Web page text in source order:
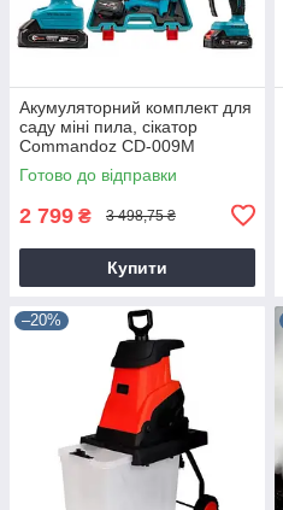
Акумуляторний комплект для
саду міні пила, сікатор
Commandoz CD-009M
Готово до відправки
2 799 ₴ 3 498,75 ₴
Купити
–20%